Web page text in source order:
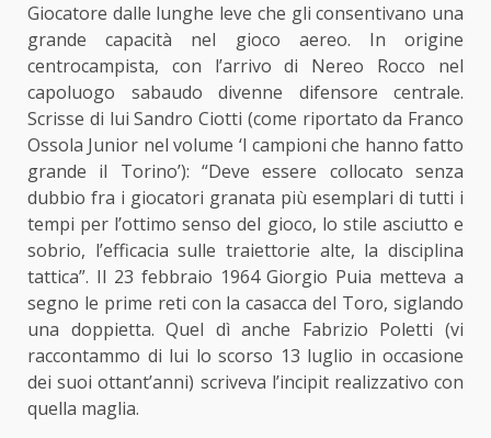
Giocatore dalle lunghe leve che gli consentivano una
grande capacità nel gioco aereo. In origine
centrocampista, con l’arrivo di Nereo Rocco nel
capoluogo sabaudo divenne difensore centrale.
Scrisse di lui Sandro Ciotti (come riportato da Franco
Ossola Junior nel volume ‘I campioni che hanno fatto
grande il Torino’): “Deve essere collocato senza
dubbio fra i giocatori granata più esemplari di tutti i
tempi per l’ottimo senso del gioco, lo stile asciutto e
sobrio, l’efficacia sulle traiettorie alte, la disciplina
tattica”. Il 23 febbraio 1964 Giorgio Puia metteva a
segno le prime reti con la casacca del Toro, siglando
una doppietta. Quel dì anche Fabrizio Poletti (vi
raccontammo di lui lo scorso 13 luglio in occasione
dei suoi ottant’anni) scriveva l’incipit realizzativo con
quella maglia.